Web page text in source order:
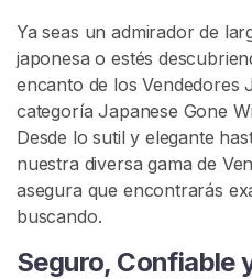
Ya seas un admirador de
japonesa o estés
encanto de los Vendedores
categoría Japanese Gone
Desde lo sutil y elegante
nuestra diversa gama de
asegura que encontrarás
buscando.
Seguro, Confiable
J
a
p
o
n
e
s
s